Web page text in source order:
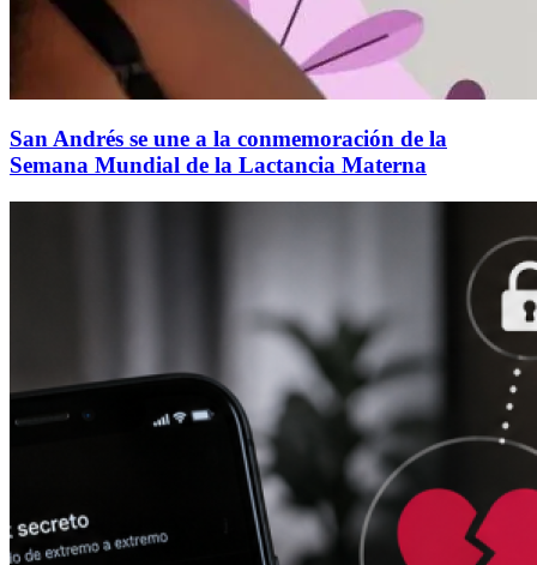
San Andrés se une a la conmemoración de la
Semana Mundial de la Lactancia Materna